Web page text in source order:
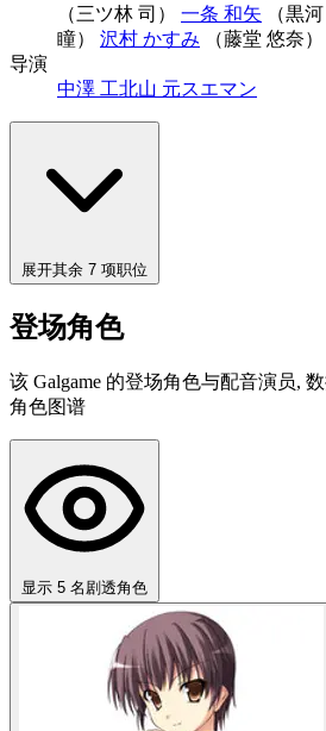
（三ツ林 司） 一条 和矢 （黒
瞳） 沢村 かすみ （藤堂 悠奈）
导演
中澤 工北山 元スエマン
展开其余 7 项职位
登场角色
该 Galgame 的登场角色与配音演员,
角色图谱
显示 5 名剧透角色